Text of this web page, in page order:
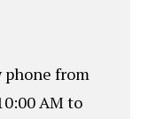
phone from
AM to